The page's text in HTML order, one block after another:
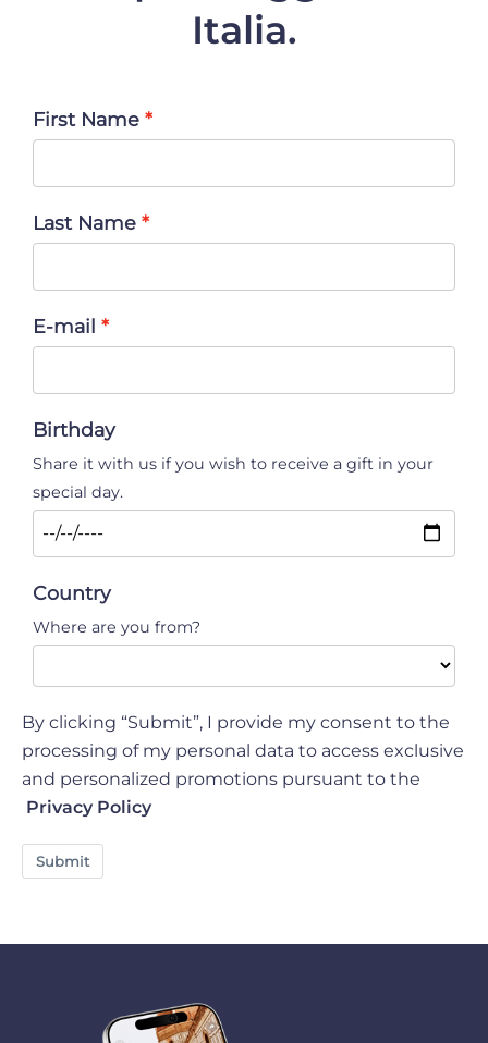
Italia.
First Name
Last Name
E-mail
Birthday
Share it with us if you wish to receive a gift in your
special day.
Country
Where are you from?
By clicking “Submit”, I provide my consent to the
processing of my personal data to access exclusive
and personalized promotions pursuant to the
Privacy Policy
Submit